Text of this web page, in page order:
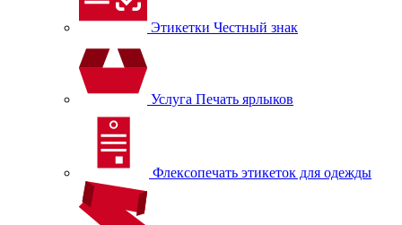
Этикетки Честный знак
Услуга Печать ярлыков
Флексопечать этикеток для одежды